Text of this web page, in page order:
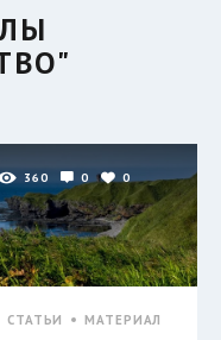
360 0 0
СТАТЬИ МАТЕРИАЛ